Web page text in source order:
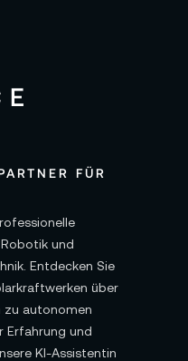
Kanäle 48 kHz und
Ethernet mit
USB-C 3.1 Gen 1
zur
Geräten, USB-
FÜR
und
Entdecken Sie
über
zu autonomen
Erfahrung und
KI-Assistentin